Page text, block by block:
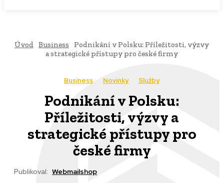
Úvod Business
Podnikání v Polsku: Příležitosti, výzvy
a strategické přístupy pro české firmy
Business Novinky Služby
Podnikání v Polsku:
Příležitosti, výzvy a
strategické přístupy pro
české firmy
Publikoval: Webmailshop